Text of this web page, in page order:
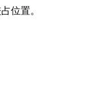
位置。